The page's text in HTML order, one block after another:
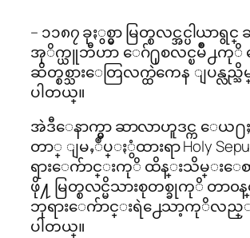
– ၁၁၈၇ ခုႏွစ္မွာ မြတ္စလင္အင္ပါယာ
အုိက္ယူဘီဟာ ေဂ်႐ုစလင္ၿမိဳ႕ကုိ ဥ
ဆိတ္စစ္သားေတြလက္ထဲကေန ျပန္လ
ပါတယ္။
အဲဒီေနာက္မွာ ဆာလာဟူဒင္က ေယ႐
တာ္ ျမႇဳပ္ႏွံထားရာ Holy
ရားေက်ာင္းကုိ ထိန္းသိမ္းေ
ဖို႔ မြတ္စလင္မိသားစုတစ္ခုကုိ တာ၀
ဘုရားေက်ာင္းရဲ႕ေသာ့ကုိလ
ပါတယ္။